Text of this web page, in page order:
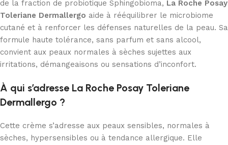
de la fraction de probiotique Sphingobioma, La Roche Posay
Toleriane Dermallergo aide à rééquilibrer le microbiome
cutané et à renforcer les défenses naturelles de la peau. Sa
formule haute tolérance, sans parfum et sans alcool,
convient aux peaux normales à sèches sujettes aux
irritations, démangeaisons ou sensations d’inconfort.
À qui s’adresse La Roche Posay Toleriane
Dermallergo ?
Cette crème s’adresse aux peaux sensibles, normales à
sèches, hypersensibles ou à tendance allergique. Elle